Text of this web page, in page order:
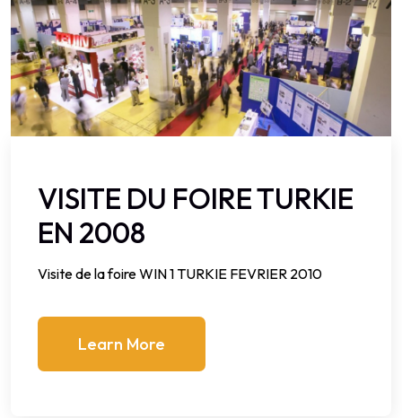
VISITE DU FOIRE TURKIE
EN 2008
Visite de la foire WIN 1 TURKIE FEVRIER 2010
Learn More